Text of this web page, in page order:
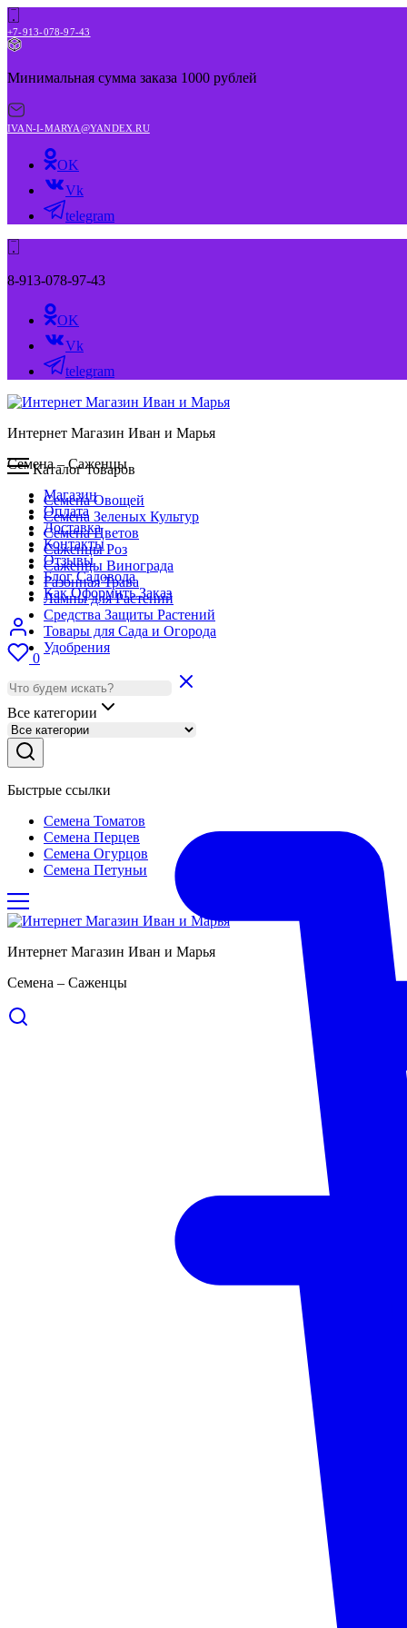
+7-913-078-97-43
Минимальная сумма заказа 1000 рублей
IVAN-I-MARYA@YANDEX.RU
OK
Vk
telegram
8-913-078-97-43
OK
Vk
telegram
Интернет Магазин Иван и Марья
Семена – Саженцы
Магазин
Оплата
Доставка
Контакты
Отзывы
Блог Садовода
Как Оформить Заказ
0
Каталог товаров
Семена Овощей
Семена Зеленых Культур
Семена Цветов
Саженцы Роз
Саженцы Винограда
Газонная Трава
Лампы для Растений
Средства Защиты Растений
Товары для Сада и Огорода
Удобрения
Все категории
Быстрые ссылки
Семена Томатов
Семена Перцев
Семена Огурцов
Семена Петуньи
Интернет Магазин Иван и Марья
Семена – Саженцы